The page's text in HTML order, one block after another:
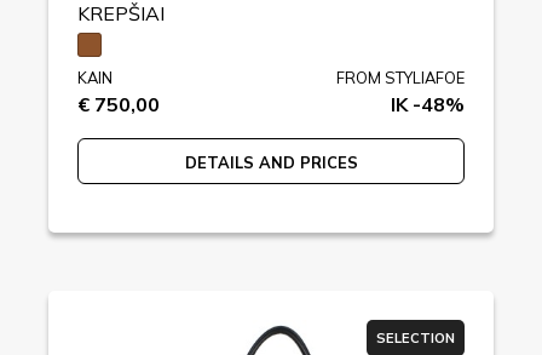
KREPŠIAI
KAIN
€ 750,00
FROM STYLIAFOE
IK -48%
DETAILS AND PRICES
SELECTION